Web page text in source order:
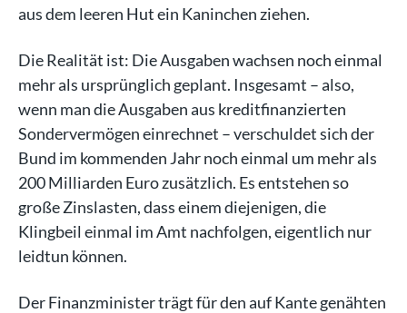
aus dem leeren Hut ein Kaninchen ziehen.
Die Realität ist: Die Ausgaben wachsen noch einmal
mehr als ursprünglich geplant. Insgesamt – also,
wenn man die Ausgaben aus kreditfinanzierten
Sondervermögen einrechnet – verschuldet sich der
Bund im kommenden Jahr noch einmal um mehr als
200 Milliarden Euro zusätzlich. Es entstehen so
große Zinslasten, dass einem diejenigen, die
Klingbeil einmal im Amt nachfolgen, eigentlich nur
leidtun können.
Der Finanzminister trägt für den auf Kante genähten